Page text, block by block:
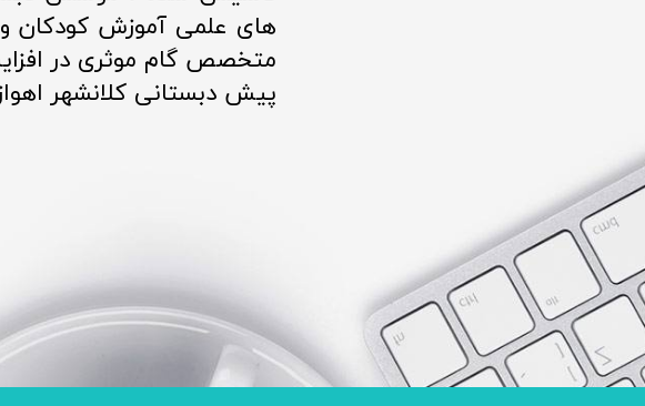
های علمی آموزش کودکان
متخصص گام موثری در
پیش دبستانی کلانشهر